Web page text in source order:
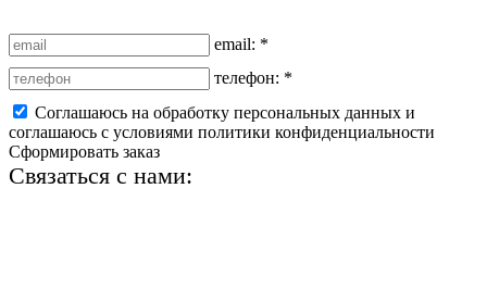
email: *
телефон: *
Соглашаюсь на обработку персональных данных и
соглашаюсь с условиями политики конфиденциальности
Сформировать заказ
Связаться с нами: